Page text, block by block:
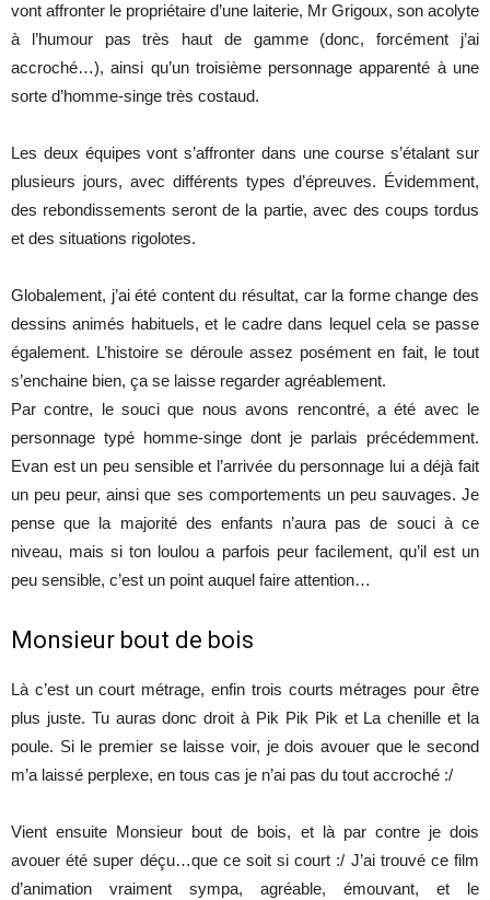
vont affronter le propriétaire d’une laiterie, Mr Grigoux, son acolyte
à l’humour pas très haut de gamme (donc, forcément j’ai
accroché…), ainsi qu’un troisième personnage apparenté à une
sorte d’homme-singe très costaud.
Les deux équipes vont s’affronter dans une course s’étalant sur
plusieurs jours, avec différents types d’épreuves. Évidemment,
des rebondissements seront de la partie, avec des coups tordus
et des situations rigolotes.
Globalement, j’ai été content du résultat, car la forme change des
dessins animés habituels, et le cadre dans lequel cela se passe
également. L’histoire se déroule assez posément en fait, le tout
s’enchaine bien, ça se laisse regarder agréablement.
Par contre, le souci que nous avons rencontré, a été avec le
personnage typé homme-singe dont je parlais précédemment.
Evan est un peu sensible et l’arrivée du personnage lui a déjà fait
un peu peur, ainsi que ses comportements un peu sauvages. Je
pense que la majorité des enfants n’aura pas de souci à ce
niveau, mais si ton loulou a parfois peur facilement, qu’il est un
peu sensible, c’est un point auquel faire attention…
Monsieur bout de bois
Là c’est un court métrage, enfin trois courts métrages pour être
plus juste. Tu auras donc droit à Pik Pik Pik et La chenille et la
poule. Si le premier se laisse voir, je dois avouer que le second
m’a laissé perplexe, en tous cas je n’ai pas du tout accroché :/
Vient ensuite Monsieur bout de bois, et là par contre je dois
avouer été super déçu…que ce soit si court :/ J’ai trouvé ce film
d’animation vraiment sympa, agréable, émouvant, et le